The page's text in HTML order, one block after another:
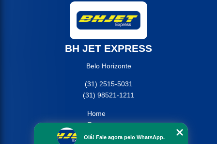
BH JET EXPRESS
Belo Horizonte
(31) 2515-5031
(31) 98521-1211
Home
Empresa
Missão
Olá! Fale agora pelo WhatsApp.